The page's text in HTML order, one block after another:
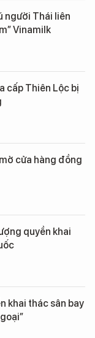
người Thái liên
Vinamilk
cấp Thiên Lộc bị
cửa hàng đồng
quyền khai
khai thác sân bay